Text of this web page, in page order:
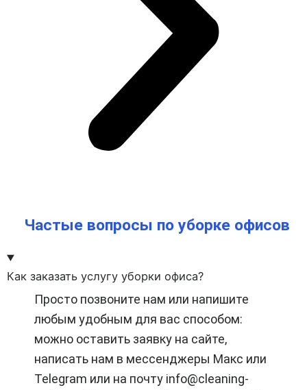
Частые вопросы по уборке офисов
Как заказать услугу уборки офиса?
Просто позвоните нам или напишите
любым удобным для вас способом:
можно оставить заявку на сайте,
написать нам в мессенджеры Макс или
Telegram или на почту info@cleaning-